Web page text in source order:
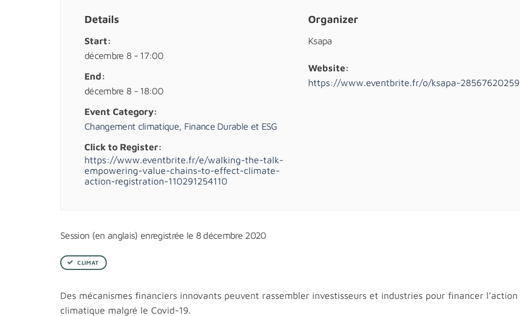
Details
Start:
décembre 8 - 17:00
End:
décembre 8 - 18:00
Event Category:
Changement climatique, Finance Durable et ESG
Click to Register:
https://www.eventbrite.fr/e/walking-the-talk-
empowering-value-chains-to-effect-climate-
action-registration-110291254110
Organizer
Ksapa
Website:
https://www.eventbrite.fr/o/ksapa-28567620259
Session (en anglais) enregistrée le 8 décembre 2020
CLIMAT
Des mécanismes financiers innovants peuvent rassembler investisseurs et industries pour financer l’action
climatique malgré le Covid-19.